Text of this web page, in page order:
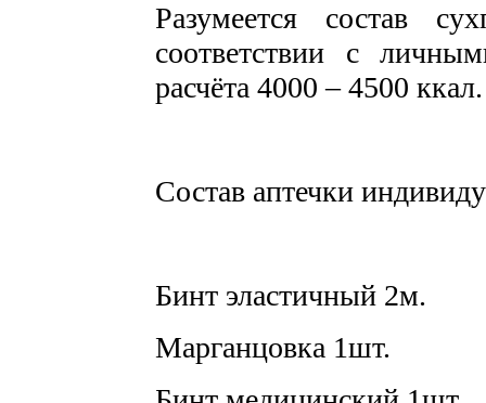
Разумеется состав
соответствии с
расчёта 4000 – 4500
Состав аптечки
Бинт эластичный 2м.
Марганцовка 1шт.